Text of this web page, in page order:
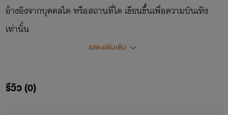
อ้างอิงจากบุคคลใด หรือสถานที่ใด เขียนขึ้นเพื่อความบันเทิง
เท่านั้น
ทาสรักเจ้าชายเชลย
แสดงเพิ่มเติม
รีวิว (0)